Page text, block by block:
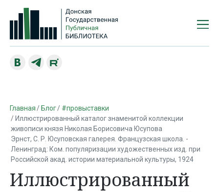
Главная Блог
#провыставки
Иллюстрированный каталог знаменитой коллекции
живописи князя Николая Борисовича Юсупова
Эрнст, С. Р. Юсуповская галерея. Французская школа. -
Ленинград: Ком. популяризации художественных изд. при
Российской акад. истории материальной культуры, 1924
Иллюстрированный